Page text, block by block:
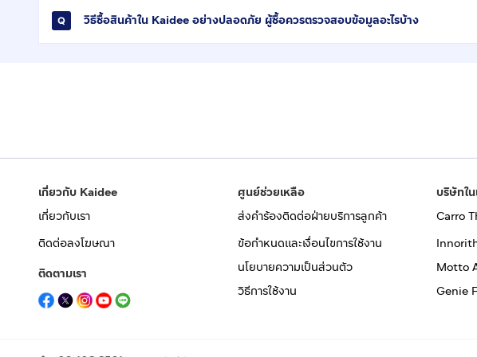
วิธีซื้อสินค้าใน Kaidee อย่างปลอดภัย ผู้ซื้อควรตรวจสอบข้อมูลอะไรบ้าง
เกี่ยวกับ Kaidee
เกี่ยวกับเรา
ติดต่อลงโฆษณา
ติดตามเรา
ศูนย์ช่วยเหลือ
ส่งคำร้องติดต่อฝ่ายบริการลูกค้า
ข้อกำหนดและเงื่อนไขการใช้งาน
นโยบายความเป็นส่วนตัว
วิธีการใช้งาน
บริษัทใ
Carro
Motto
Genie